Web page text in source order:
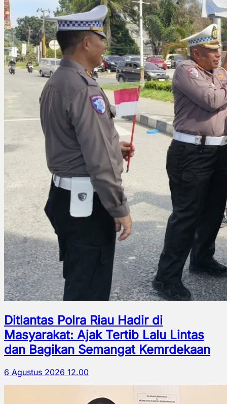
Ditlantas Polra Riau Hadir di
Masyarakat: Ajak Tertib Lalu Lintas
dan Bagikan Semangat Kemrdekaan
6 Agustus 2026 12.00